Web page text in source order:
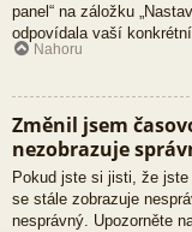
panel“ na záložku
odpovídala vaší
Nahoru
Změnil jsem
nezobrazuje
Pokud jste si jisti, že
se stále zobrazuje
nesprávný. Upozorněte